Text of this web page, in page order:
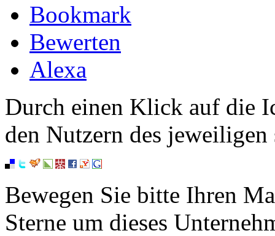
Bookmark
Bewerten
Alexa
Durch einen Klick auf die
den Nutzern des
Bewegen Sie bitte Ihren
Sterne um dieses